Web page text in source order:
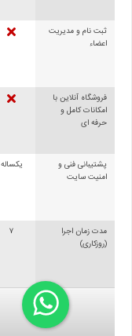
ثبت نام و مدیریت
اعضاء
فروشگاه آنلاین با
امکانات کامل و
حرفه ای
پشتيبانی فنی و
امنیت سایت
مدت زمان اجرا
(روزکاری)
یکساله
۷